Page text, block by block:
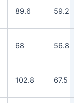
89.6 59.2
68 56.8
102.8 67.5